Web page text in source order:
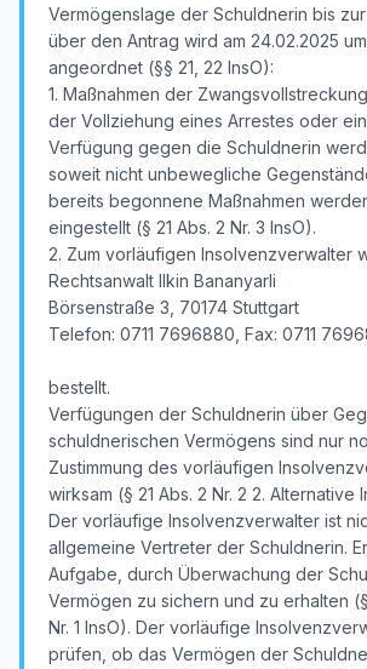
Vermögenslage der Schuldnerin bis
über den Antrag wird am 24.02.2025
angeordnet (§§ 21, 22 InsO):
1. Maßnahmen der
der Vollziehung eines Arrestes oder
Verfügung gegen die Schuldnerin
soweit nicht unbewegliche
bereits begonnene Maßnahmen
eingestellt (§ 21 Abs. 2 Nr. 3 InsO).
2. Zum vorläufigen Insolvenzverwalter
Rechtsanwalt Ilkin Bananyarli
Börsenstraße 3, 70174 Stuttgart
Telefon: 0711 7696880, Fax: 0711
bestellt.
Verfügungen der Schuldnerin über
schuldnerischen Vermögens sind nur
Zustimmung des vorläufigen
wirksam (§ 21 Abs. 2 Nr. 2 2. Alternative
Der vorläufige Insolvenzverwalter ist
allgemeine Vertreter der Schuldnerin.
Aufgabe, durch Überwachung der
Vermögen zu sichern und zu erhalten
Nr. 1 InsO). Der vorläufige
prüfen, ob das Vermögen der